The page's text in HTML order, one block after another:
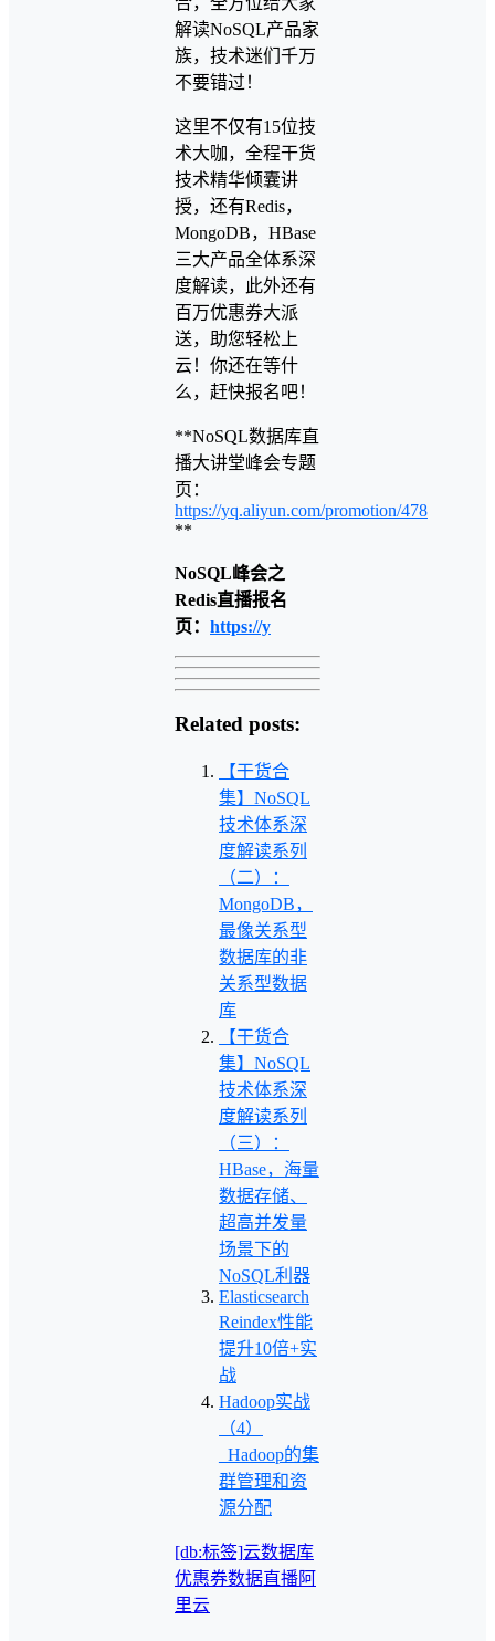
解读NoSQL产品家
族，技术迷们千万
不要错过！
这里不仅有15位技
术大咖，全程干货
技术精华倾囊讲
授，还有Redis，
MongoDB，HBase
三大产品全体系深
度解读，此外还有
百万优惠券大派
送，助您轻松上
云！你还在等什
么，赶快报名吧！
**NoSQL数据库直
播大讲堂峰会专题
页：
https://yq.aliyun.com/promotion/478
**
NoSQL峰会之
Redis直播报名
页： https://y
Related posts:
【干货合
集】NoSQL
技术体系深
度解读系列
（二）：
MongoDB，
最像关系型
数据库的非
关系型数据
库
【干货合
集】NoSQL
技术体系深
度解读系列
（三）：
HBase，海量
数据存储、
超高并发量
场景下的
NoSQL利器
Elasticsearch
Reindex性能
提升10倍+实
战
Hadoop实战
（4）
_Hadoop的集
群管理和资
源分配
[db:标签]云数据库
优惠券数据直播阿
里云